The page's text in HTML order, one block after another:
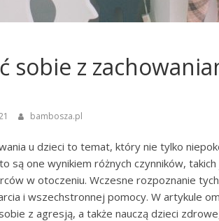
sobie z
bambosza.pl
u dzieci to temat, który nie tylko
są one wynikiem różnych czynników,
w otoczeniu. Wczesne rozpoznanie
i wszechstronnej pomocy. W artykule
z agresją, a także nauczą dzieci